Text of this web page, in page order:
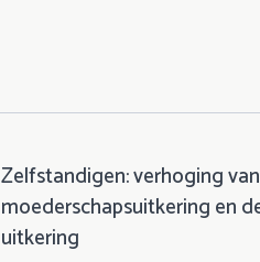
Zelfstandigen: verhoging
moederschapsuitkering en
uitkering